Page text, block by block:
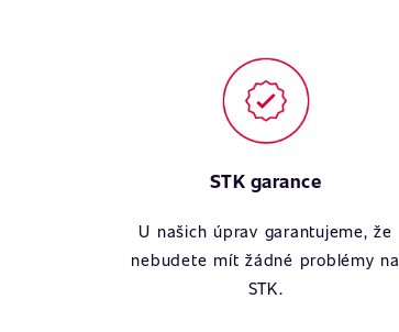
STK garance
U našich úprav garantujeme, že
nebudete mít žádné problémy na
STK.